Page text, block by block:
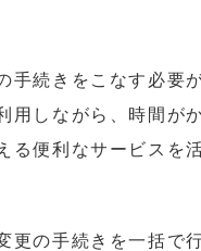
手続きをこなす必要
用しながら、時間が
る便利なサービスを
更の手続きを一括で